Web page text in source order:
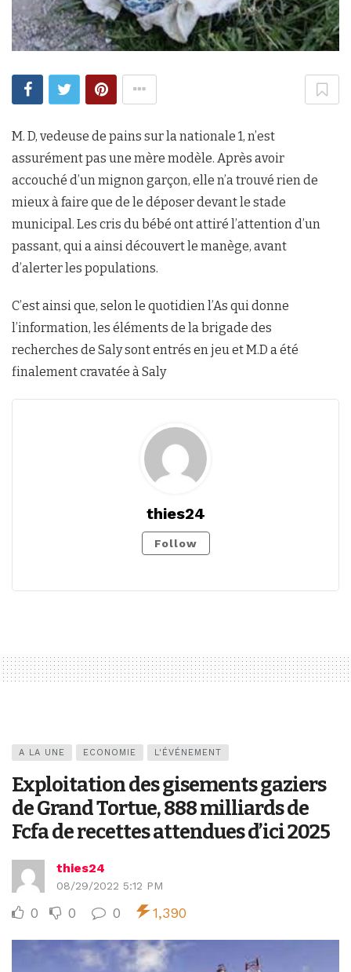
M. D, vedeuse de pains sur la nationale 1, n’est
assurément pas une mère modèle. Après avoir
accouché d’un mignon garçon, elle n’a trouvé rien de
mieux à faire que de le déposer devant le stade
municipal. Les cris du bébé ont attiré l’attention d’un
passant, qui a ainsi découvert le manège, avant
d’alerter les populations.
C’est ainsi que, selon le quotidien l’As qui donne
l’information, les éléments de la brigade des
recherches de Saly sont entrés en jeu et M.D a été
finalement cravatée à Saly
thies24
Follow
A LA UNE ECONOMIE L'ÉVÉNEMENT
Exploitation des gisements gaziers
de Grand Tortue, 888 milliards de
Fcfa de recettes attendues d’ici 2025
thies24
08/29/2022 5:12 PM
0 0 0 1,390